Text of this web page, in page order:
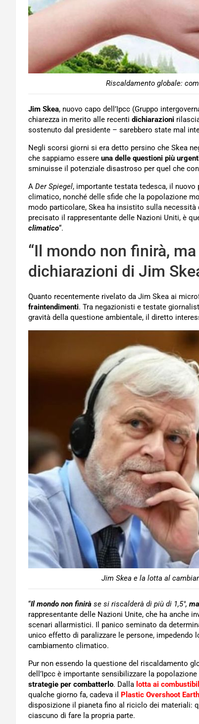
Riscaldamento globale:
Jim Skea, nuovo capo dell’Ipcc (Gruppo
chiarezza in merito alle recenti dichiarazioni
sostenuto dal presidente – sarebbero state mal
Negli scorsi giorni si era detto persino che Skea
che sappiamo essere una delle questioni più
sminuisse il potenziale disastroso per quel che
A Der Spiegel, importante testata tedesca, il nuovo
climatico, nonché delle sfide che la popolazione
modo particolare, Skea ha insistito sulla
precisato il rappresentante delle Nazioni Uniti, è
climatico“.
“Il mondo non finirà,
dichiarazioni di Jim
Quanto recentemente rivelato da Jim Skea ai
fraintendimenti. Tra negazionisti e testate
gravità della questione ambientale, il diretto
Jim Skea e la lotta al
“Il mondo non finirà se si riscalderà di più di 1,5°,
rappresentante delle Nazioni Unite, che ha anche
scenari allarmistici. Il panico seminato da
unico effetto di paralizzare le persone,
cambiamento climatico.
Pur non essendo la questione del riscaldamento
dell’Ipcc è importante sensibilizzare la
strategie per combatterlo. Dalla lotta ai
qualche giorno fa, cadeva il Plastic Overshoot
disposizione il pianeta fino al riciclo dei materiali:
ciascuno di fare la propria parte.